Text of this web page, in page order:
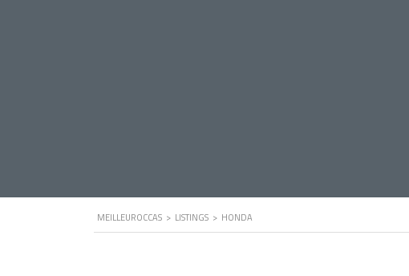
MEILLEUROCCAS > LISTINGS > HONDA